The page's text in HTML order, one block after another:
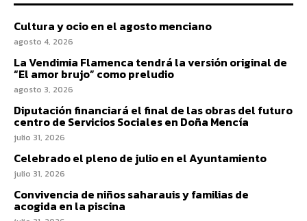
Cultura y ocio en el agosto menciano
agosto 4, 2026
La Vendimia Flamenca tendrá la versión original de
“El amor brujo” como preludio
agosto 3, 2026
Diputación financiará el final de las obras del futuro
centro de Servicios Sociales en Doña Mencía
julio 31, 2026
Celebrado el pleno de julio en el Ayuntamiento
julio 31, 2026
Convivencia de niños saharauis y familias de
acogida en la piscina